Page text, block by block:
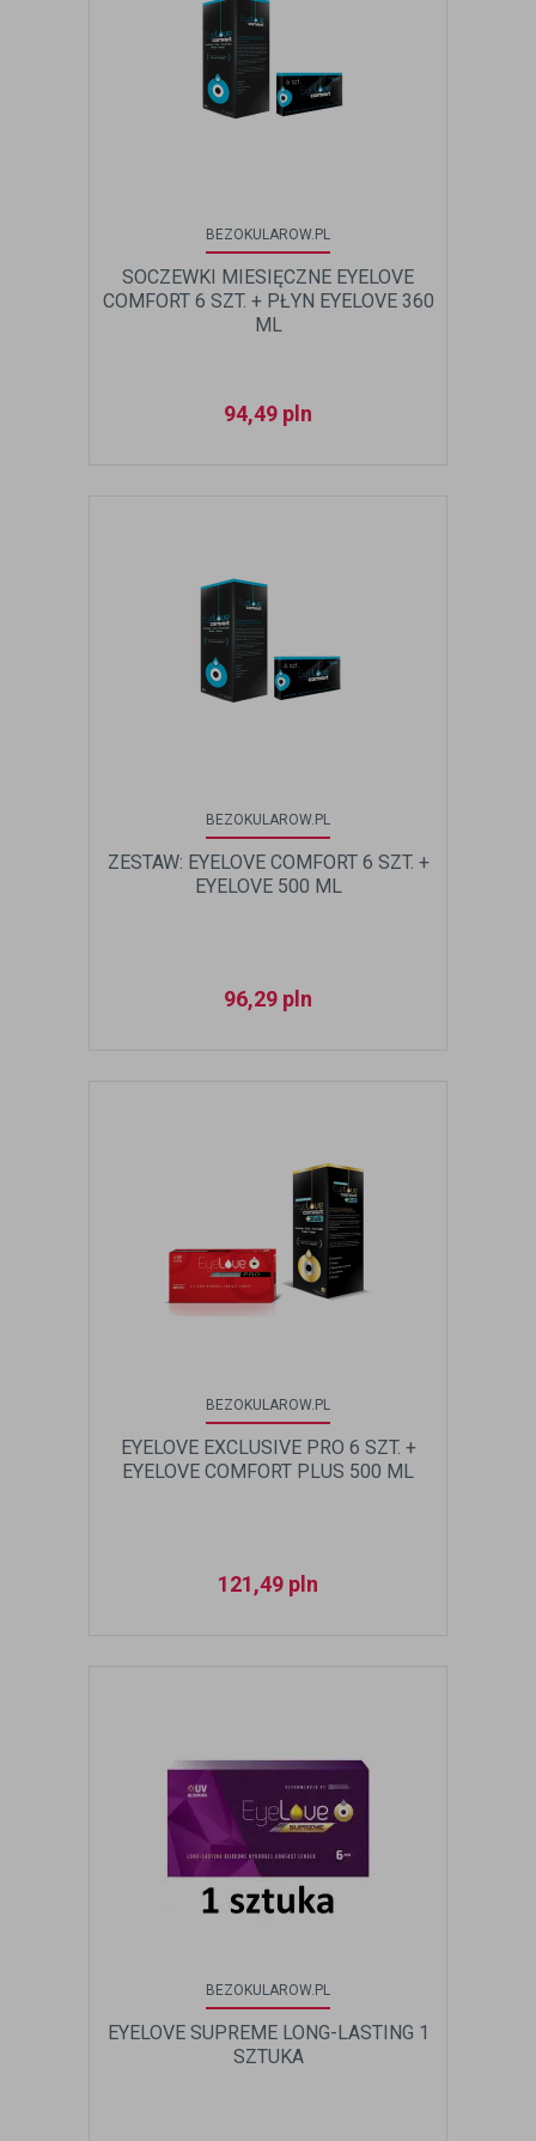
BEZOKULAROW.PL
SOCZEWKI MIESIĘCZNE EYELOVE
COMFORT 6 SZT. + PŁYN EYELOVE 360
ML
94,49 pln
BEZOKULAROW.PL
ZESTAW: EYELOVE COMFORT 6 SZT. +
EYELOVE 500 ML
96,29 pln
BEZOKULAROW.PL
EYELOVE EXCLUSIVE PRO 6 SZT. +
EYELOVE COMFORT PLUS 500 ML
121,49 pln
BEZOKULAROW.PL
EYELOVE SUPREME LONG-LASTING 1
SZTUKA